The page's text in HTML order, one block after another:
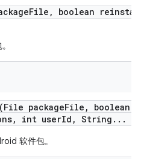
File ,
boolean
(File packageFile ,
boolean
, int userId , String . . .
软件包。